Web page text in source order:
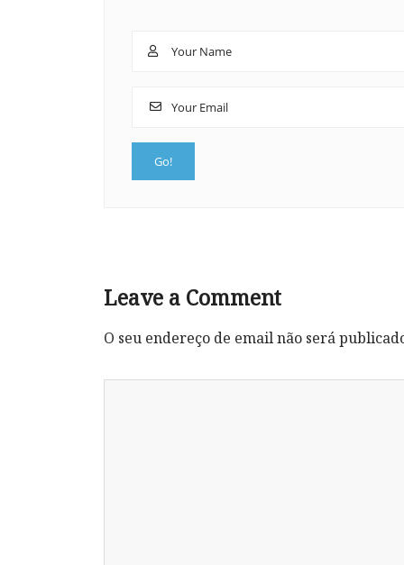
Leave a Comment
O seu endereço de email não será